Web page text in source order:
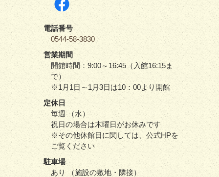
電話番号
0544-58-3830
営業期間
開館時間：9:00～16:45（入館16:15ま
で）
※1月1日～1月3日は10：00より開館
定休日
毎週 （水）
祝日の場合は木曜日がお休みです
※その他休館日に関しては、公式HPを
ご覧ください
駐車場
あり （施設の敷地・隣接）